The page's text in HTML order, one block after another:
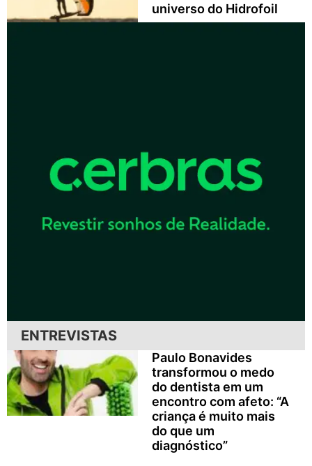
universo do Hidrofoil
ENTREVISTAS
Paulo Bonavides
transformou o medo
do dentista em um
encontro com afeto: “A
criança é muito mais
do que um
diagnóstico”